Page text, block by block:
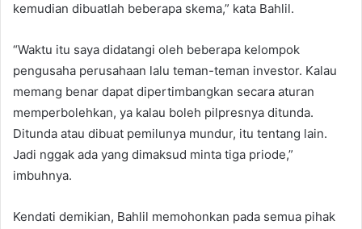
kemudian dibuatlah beberapa skema,” kata Bahlil.
“Waktu itu saya didatangi oleh beberapa kelompok
pengusaha perusahaan lalu teman-teman investor. Kalau
memang benar dapat dipertimbangkan secara aturan
memperbolehkan, ya kalau boleh pilpresnya ditunda.
Ditunda atau dibuat pemilunya mundur, itu tentang lain.
Jadi nggak ada yang dimaksud minta tiga priode,”
imbuhnya.
Kendati demikian, Bahlil memohonkan pada semua pihak